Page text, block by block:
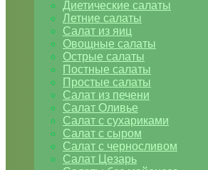
Диетические салаты
Летние салаты
Салат из яиц
Овощные салаты
Острые салаты
Постные салаты
Простые салаты
Салат из печени
Салат Оливье
Салат с сухариками
Салат с сыром
Салат с черносливом
Салат Цезарь